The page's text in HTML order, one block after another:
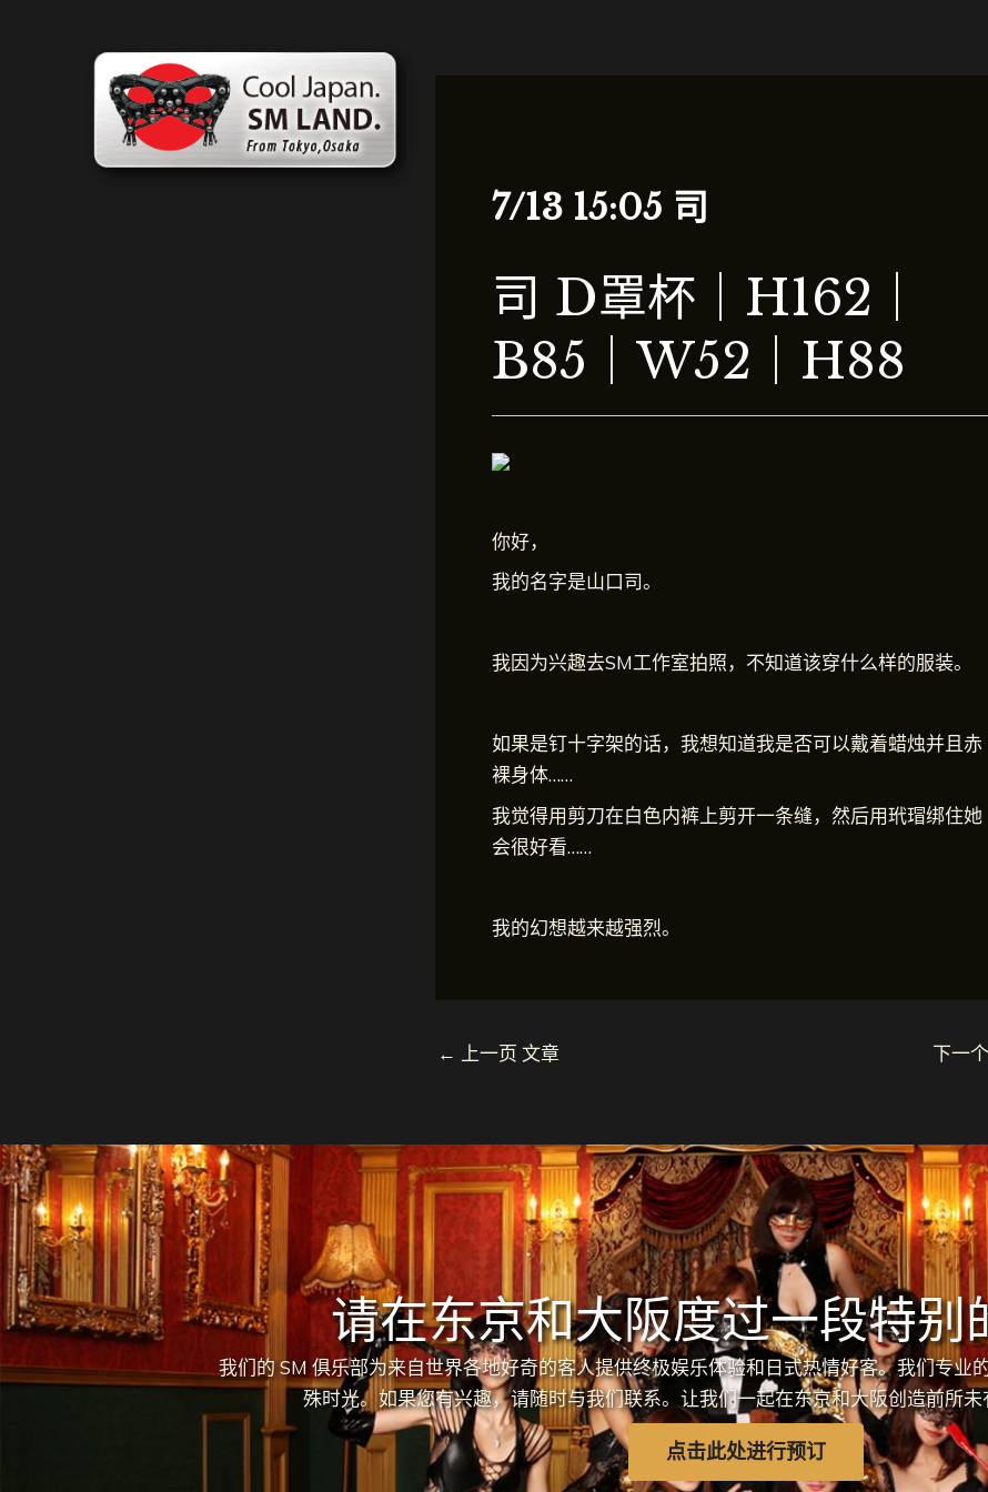
7/13 15:05 司
司 D罩杯｜H162｜
B85｜W52｜H88
你好，
我的名字是山口司。
我因为兴趣去SM工作室拍照，不知道该穿什么样的服装。
如果是钉十字架的话，我想知道我是否可以戴着蜡烛并且赤
裸身体……
我觉得用剪刀在白色内裤上剪开一条缝，然后用玳瑁绑住她
会很好看……
我的幻想越来越强烈。
← 上一页 文章 下一
请在东京和大阪度过一段特别
我们的 SM 俱乐部为来自世界各地好奇的客人提供终极娱乐体验和日式热情好客。我们专业
殊时光。如果您有兴趣，请随时与我们联系。让我们一起在东京和大阪创造前所未
点击此处进行预订